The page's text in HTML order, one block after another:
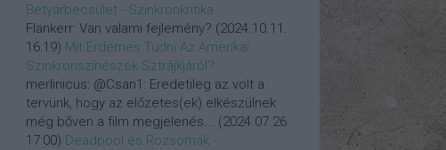
Betyárbecsület - Szinkronkritika
Flankerr: Van valami fejlemény? (2024.10.11.
16:19) Mit Érdemes Tudni Az Amerikai
Szinkronszínészek Sztrájkjáról?
merlinicus: @Csan1: Eredetileg az volt a
tervünk, hogy az előzetes(ek) elkészülnek
még bőven a film megjelenés... (2024.07.26.
17:00) Deadpool és Rozsomák -